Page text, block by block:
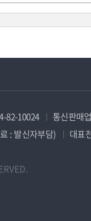
82-10024
통신판매
: 발신자부담)
대표